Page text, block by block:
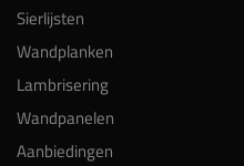
Sierlijsten
Wandplanken
Lambrisering
Wandpanelen
Aanbiedingen